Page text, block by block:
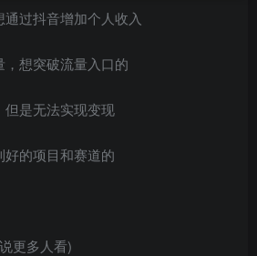
过抖音增加个人收入
想突破流量入口的
但是无法实现变现
的项目和赛道的
更多人看)